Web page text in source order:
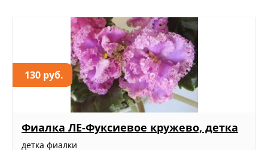
130 руб.
Фиалка ЛЕ-Фуксиевое кружево, детка
детка фиалки